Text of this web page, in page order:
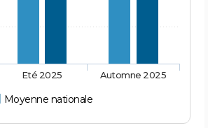
Moyenne nationale
Eté 2025 Automne 2025